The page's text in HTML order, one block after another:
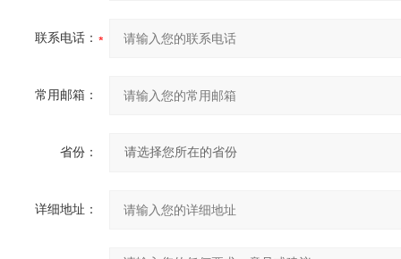
联系电话：
常用邮箱：
省份：
详细地址：